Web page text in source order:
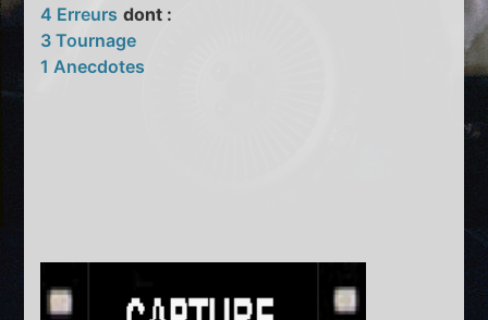
4 Erreurs dont :
3 Tournage
1 Anecdotes